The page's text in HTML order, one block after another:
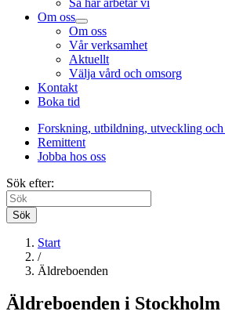
Om oss
Om oss
Vår verksamhet
Aktuellt
Välja vård och omsorg
Kontakt
Boka tid
Forskning, utbildning, utveckling
Remittent
Jobba hos oss
Sök efter:
Sök
Start
/
Äldreboenden
Äldreboenden i Stockholm